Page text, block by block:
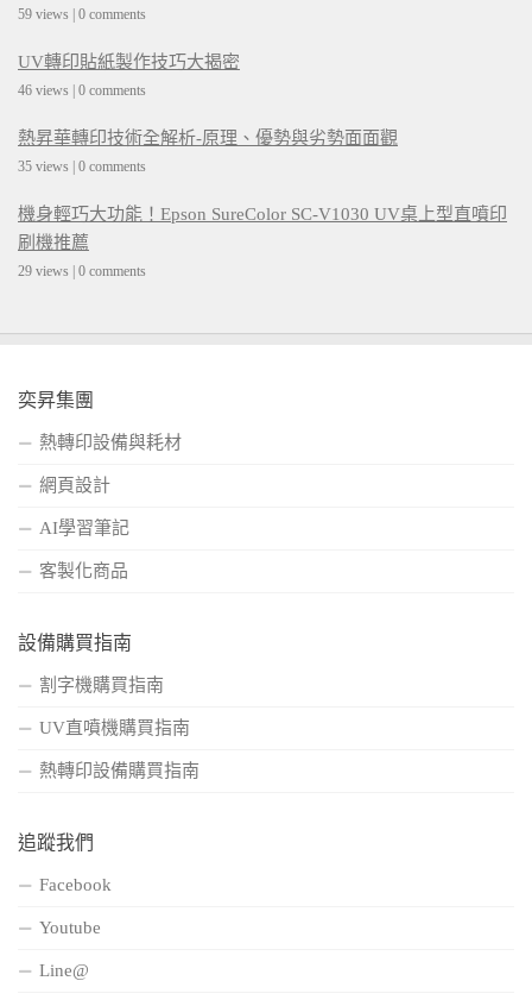
59 views | 0 comments
UV轉印貼紙製作技巧大揭密
46 views | 0 comments
熱昇華轉印技術全解析-原理、優勢與劣勢面面觀
35 views | 0 comments
機身輕巧大功能！Epson SureColor SC-V1030 UV桌上型直噴印
刷機推薦
29 views | 0 comments
奕昇集團
熱轉印設備與耗材
網頁設計
AI學習筆記
客製化商品
設備購買指南
割字機購買指南
UV直噴機購買指南
熱轉印設備購買指南
追蹤我們
Facebook
Youtube
Line@